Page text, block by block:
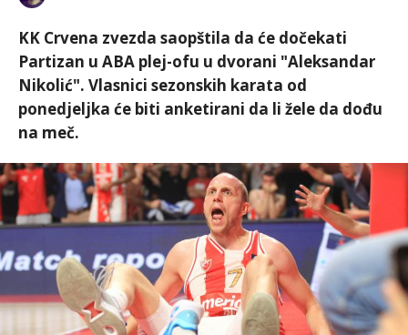
KK Crvena zvezda saopštila da će dočekati
Partizan u ABA plej-ofu u dvorani "Aleksandar
Nikolić". Vlasnici sezonskih karata od
ponedjeljka će biti anketirani da li žele da dođu
na meč.